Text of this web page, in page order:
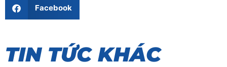
Facebook
TIN TỨC KHÁC